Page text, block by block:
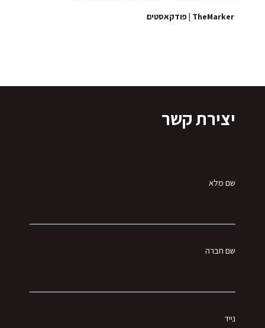
TheMarker | פודקאסטים
יצירת קשר
שם מלא
שם חברה
נייד